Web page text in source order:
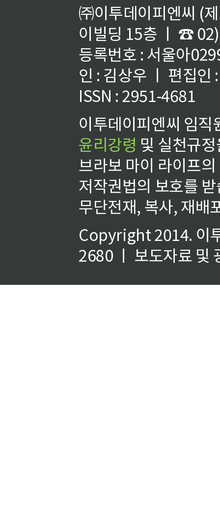
㈜이투데이피엔씨 (
이빌딩 15층 ㅣ ☎
등록번호 : 서울아
인 : 김상우 ㅣ 편집인
ISSN : 2951-4681
이투데이피엔씨 임
윤리강령 및 실천규
브라보 마이 라이프
저작권법의 보호를
무단전재, 복사, 재배
Copyright 2014. 이
2680 ㅣ 보도자료